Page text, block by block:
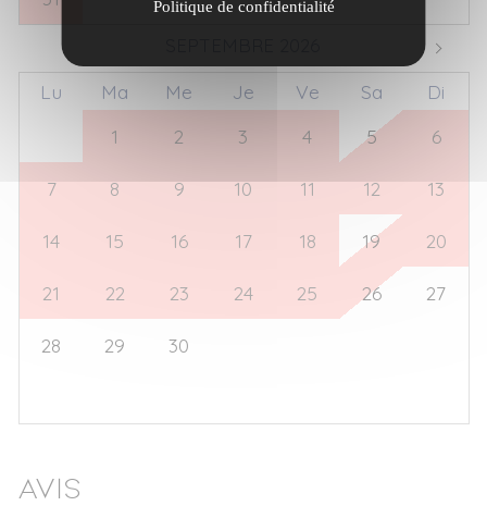
Lu Ma Me Je Ve Sa
Di
1 2 3 4 5 6
7 8 9 10 11 12 13
14 15 16 17 18 19 20
21 22 23 24 25 26 27
28 29 30
Avis
Politique de confidentialité